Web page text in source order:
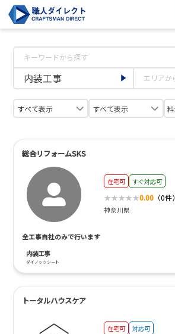
総合リフォームSKS
在宅可 すぐ対応可
0.00 （0件）
神奈川県
全工事自社のみで行います
内装工事
ダイノックシート
トータルハウスケア
在宅可 対応可